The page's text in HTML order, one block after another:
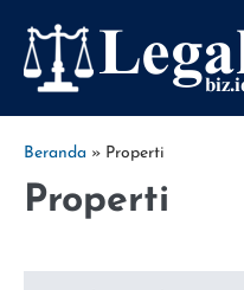
konten
Beranda » Properti
Properti